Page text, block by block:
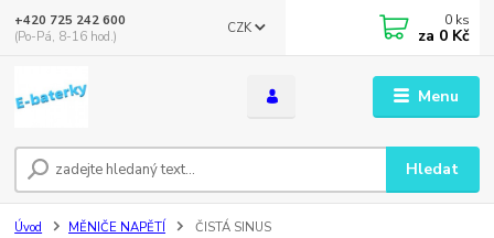
Menu
CZK
Hledat
+420 725 242 600
(Po-Pá, 8-16 hod.)
0 ks
za 0 Kč
Úvod MĚNIČE NAPĚTÍ ČISTÁ SINUS